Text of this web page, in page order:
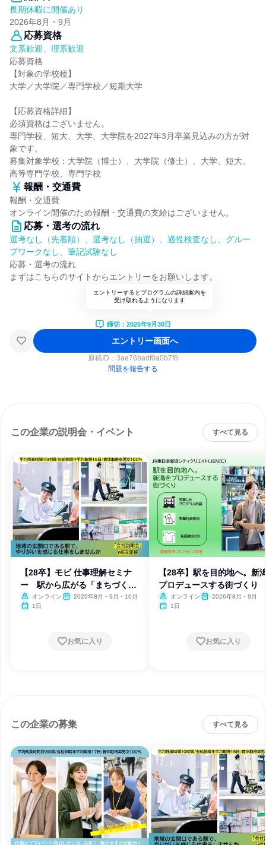
長期休暇に開催あり
2026年8月・9月
応募資格
文系歓迎、理系歓迎
応募資格
【対象の学校種】
大学／大学院／専門学校／短期大学
【応募資格詳細】
必須資格はございません。
専門学校、短大、大学、大学院を2027年3月卒業見込みの方が対
象です。
募集対象学校：大学院（博士）、大学院（修士）、大学、短大、
高等専門学校、専門学校
報酬・交通費
報酬・交通費
オンライン開催のため報酬・交通費の支給はございません。
応募・選考の流れ
選考なし（先着順）、選考なし（抽選）、適性検査なし、グルー
プワークなし、筆記試験なし
応募・選考の流れ
まずはこちらのサイトからエントリーをお願いします。
エントリーするとプログラムの詳細案内を
受け取れるようになります
締切：2026年9月30日
エントリー画面へ
原稿ID： 3ae76badf0a0b7f8
問題を報告する
この企業の説明会・イベント すべて見る
【28卒】モビ 仕事理解セミナ
ー 駅から広がる「まちづく
り」オンライン
2026年8月・9月・10月
1日
お気に入り
【28卒】駅を目的地へ。新
プロデュースする街づくり
オンライン
2026年8月・9月
1日
お気に入り
この企業の募集 すべて見る